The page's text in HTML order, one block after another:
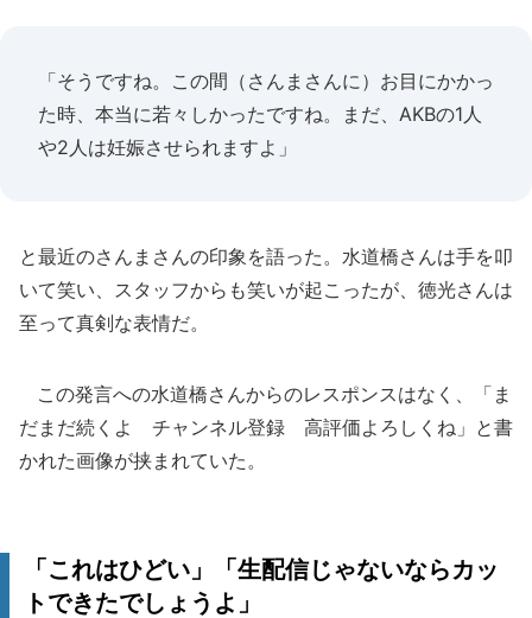
「そうですね。この間（さんまさんに）お目にかかっ
た時、本当に若々しかったですね。まだ、AKBの1人
や2人は妊娠させられますよ」
と最近のさんまさんの印象を語った。水道橋さんは手を叩
いて笑い、スタッフからも笑いが起こったが、徳光さんは
至って真剣な表情だ。
この発言への水道橋さんからのレスポンスはなく、「ま
だまだ続くよ チャンネル登録 高評価よろしくね」と書
かれた画像が挟まれていた。
「これはひどい」「生配信じゃないならカッ
トできたでしょうよ」